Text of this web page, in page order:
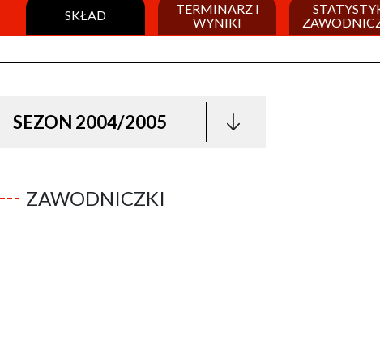
SKŁAD
TERMINARZ I
WYNIKI
SEZON 2004/2005
ZAWODNICZKI